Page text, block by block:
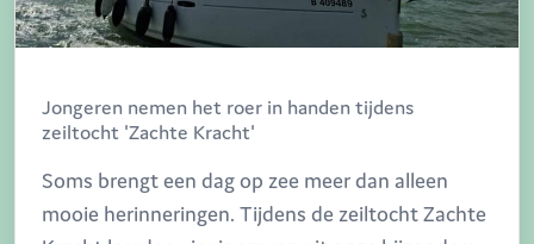
Jongeren nemen het roer in handen tijdens
zeiltocht 'Zachte Kracht'
Soms brengt een dag op zee meer dan alleen
mooie herinneringen. Tijdens de zeiltocht Zachte